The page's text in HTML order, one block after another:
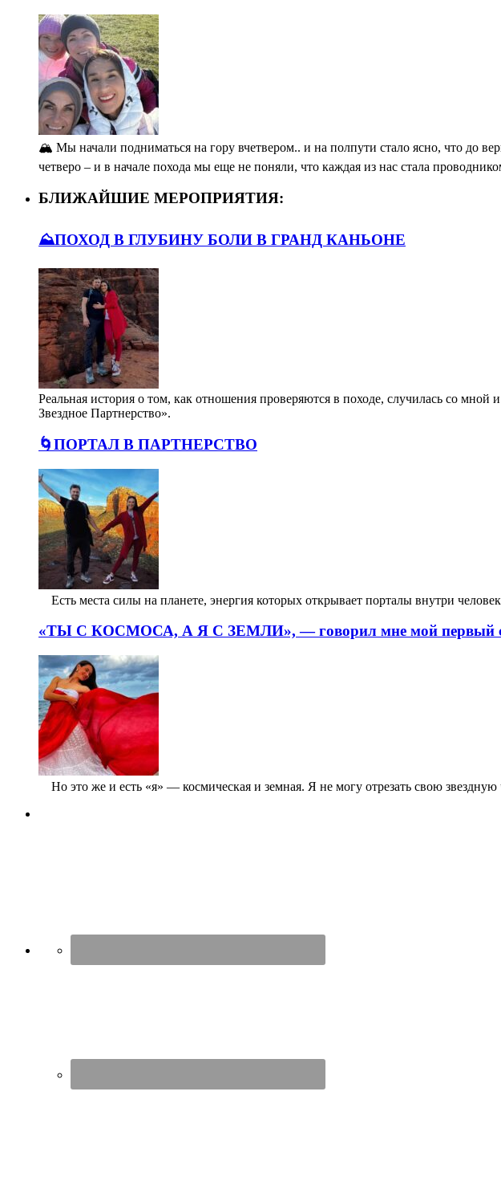
🏔️ Мы начали подниматься на гору вчетвером.. и на полпути стало ясно, что до
четверо – и в начале похода мы еще не поняли, что каждая из нас стала
БЛИЖАЙШИЕ МЕРОПРИЯТИЯ:
⛰️ПОХОД В ГЛУБИНУ БОЛИ В ГРАНД КАНЬОНЕ
Реальная история о том, как отношения проверяются в походе, случилась со
Звездное Партнерство».
🌀ПОРТАЛ В ПАРТНЕРСТВО
⠀ Есть места силы на планете, энергия которых открывает порталы внутри
«ТЫ С КОСМОСА, А Я С ЗЕМЛИ», — говорил мне мой первый
⠀ Но это же и есть «я» — космическая и земная. Я не могу отрезать свою